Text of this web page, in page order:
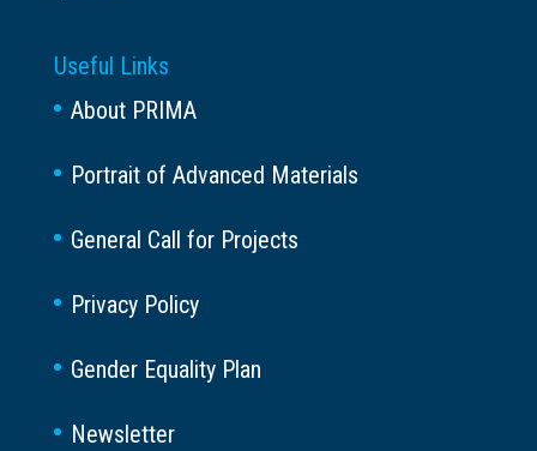
Useful Links
About PRIMA
Portrait of Advanced Materials
General Call for Projects
Privacy Policy
Gender Equality Plan
Newsletter